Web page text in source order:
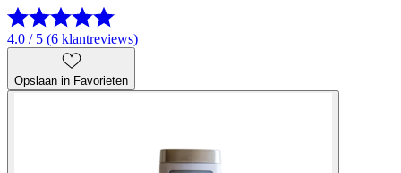
4.0 / 5 (6 klantreviews)
Opslaan in Favorieten